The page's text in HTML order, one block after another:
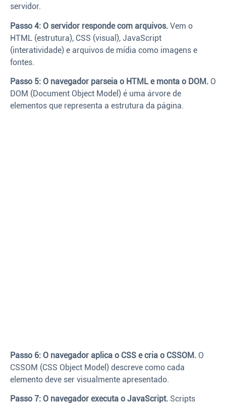
servidor.
Passo 4: O servidor responde com arquivos. Vem o
HTML (estrutura), CSS (visual), JavaScript
(interatividade) e arquivos de mídia como imagens e
fontes.
Passo 5: O navegador parseia o HTML e monta o DOM. O
DOM (Document Object Model) é uma árvore de
elementos que representa a estrutura da página.
Passo 6: O navegador aplica o CSS e cria o CSSOM. O
CSSOM (CSS Object Model) descreve como cada
elemento deve ser visualmente apresentado.
Passo 7: O navegador executa o JavaScript. Scripts